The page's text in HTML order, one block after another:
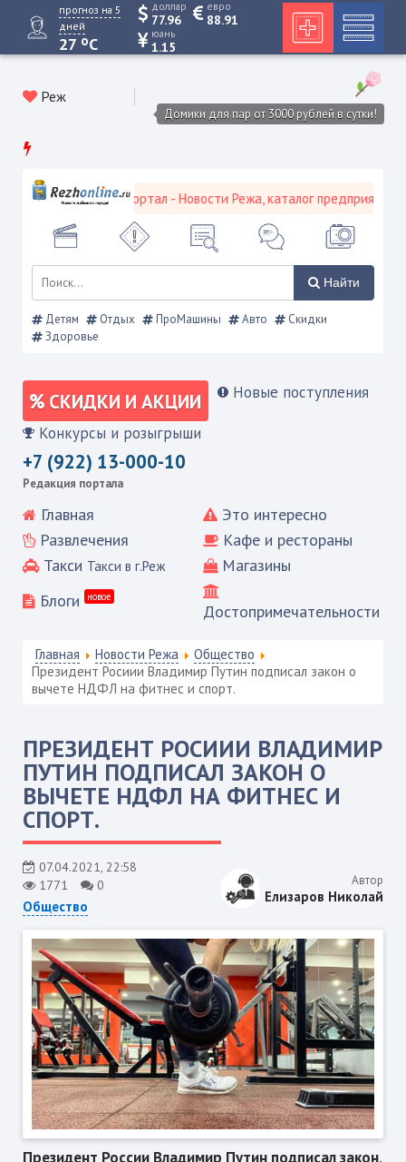
прогноз на 5
дней
27 oC
доллар
77.96
евро
88.91
юань
1.15
Реж
Домики для пар от 3000 рублей в сутки!
городской портал - Новости Режа, каталог предприятий,
Найти
Детям Отдых ПроМашины Авто
Скидки
Здоровье
СКИДКИ И АКЦИИ Новые поступления
Конкурсы и розыгрыши
+7 (922) 13-000-10
Редакция портала
Главная
Это интересно
Развлечения
Кафе и рестораны
Такси Такси в г.Реж
Магазины
Блоги
новое
Достопримечательности
Главная Новости Режа
Общество
Президент Росиии Владимир Путин подписал закон о
вычете НДФЛ на фитнес и спорт.
ПРЕЗИДЕНТ РОСИИИ ВЛАДИМИР
ПУТИН ПОДПИСАЛ ЗАКОН О
ВЫЧЕТЕ НДФЛ НА ФИТНЕС И
СПОРТ.
07.04.2021, 22:58
1771
0
Общество
Автор
Елизаров Николай
Президент России Владимир Путин подписал закон,